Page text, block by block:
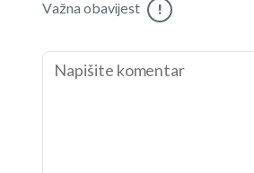
Važna obavijest !